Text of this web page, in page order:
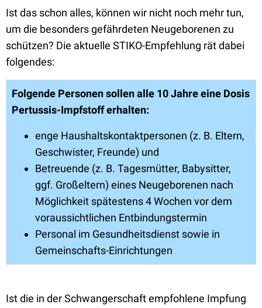
Ist das schon alles, können wir nicht noch mehr tun,
um die besonders gefährdeten Neugeborenen zu
schützen? Die aktuelle STIKO-Empfehlung rät dabei
folgendes:
Folgende Personen sollen alle 10 Jahre eine Dosis
Pertussis-Impfstoff erhalten:
enge Haushaltskontaktpersonen (z. B. Eltern,
Geschwister, Freunde) und
Betreuende (z. B. Tagesmütter, Babysitter,
ggf. Großeltern) eines Neugeborenen nach
Möglichkeit spätestens 4 Wochen vor dem
voraussichtlichen Entbindungstermin
Personal im Gesundheitsdienst sowie in
Gemeinschafts-Einrichtungen
Ist die in der Schwangerschaft empfohlene Impfung